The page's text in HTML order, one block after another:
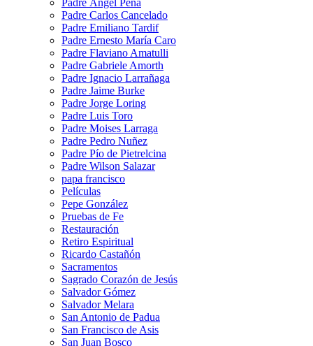
Padre Ángel Peña
Padre Carlos Cancelado
Padre Emiliano Tardif
Padre Ernesto María Caro
Padre Flaviano Amatulli
Padre Gabriele Amorth
Padre Ignacio Larrañaga
Padre Jaime Burke
Padre Jorge Loring
Padre Luis Toro
Padre Moises Larraga
Padre Pedro Nuñez
Padre Pío de Pietrelcina
Padre Wilson Salazar
papa francisco
Películas
Pepe González
Pruebas de Fe
Restauración
Retiro Espiritual
Ricardo Castañón
Sacramentos
Sagrado Corazón de Jesús
Salvador Gómez
Salvador Melara
San Antonio de Padua
San Francisco de Asis
San Juan Bosco